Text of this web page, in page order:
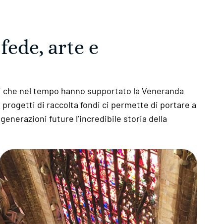
arte e
nel tempo hanno supportato la Veneranda
progetti di raccolta fondi ci permette di portare a
future l’incredibile storia della